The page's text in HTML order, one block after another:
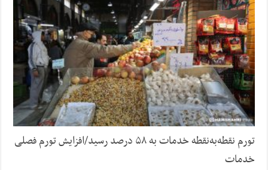
تورم نقطه‌به‌نقطه خدمات به ۵۸ درصد رسید/افزایش تورم فصلی
خدمات